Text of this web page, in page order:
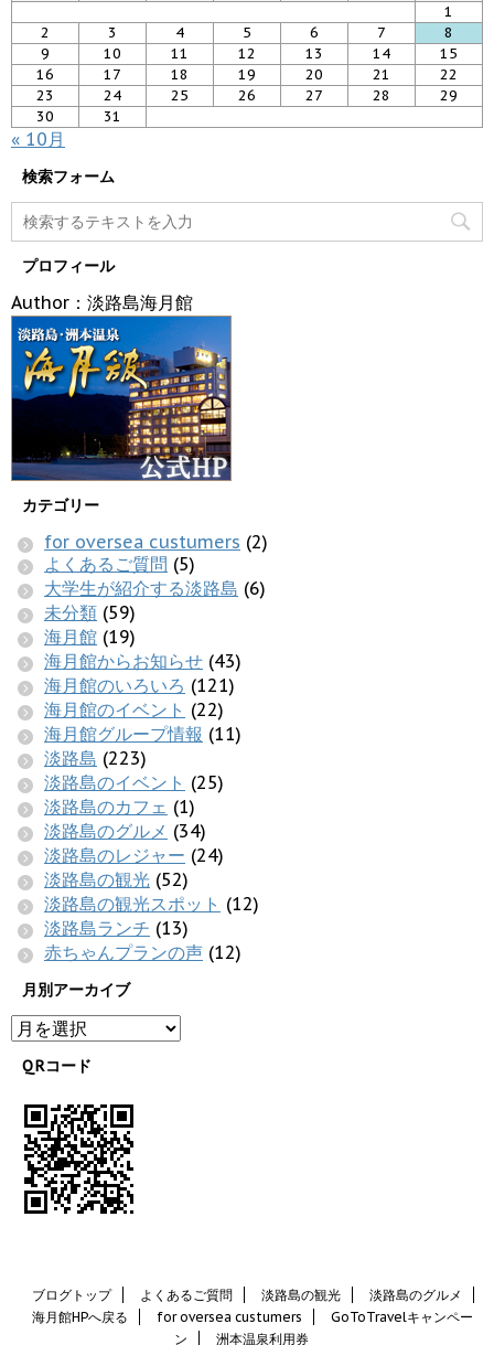
1
2
3 4 5 6 7
8
9
10 11 12 13 14
15
16
17 18 19 20 21
22
23
24 25 26 27 28
29
30
31
« 10月
検索フォーム
プロフィール
Author：淡路島海月館
カテゴリー
for oversea custumers (2)
よくあるご質問 (5)
大学生が紹介する淡路島 (6)
未分類 (59)
海月館 (19)
海月館からお知らせ (43)
海月館のいろいろ (121)
海月館のイベント (22)
海月館グループ情報 (11)
淡路島 (223)
淡路島のイベント (25)
淡路島のカフェ (1)
淡路島のグルメ (34)
淡路島のレジャー (24)
淡路島の観光 (52)
淡路島の観光スポット (12)
淡路島ランチ (13)
赤ちゃんプランの声 (12)
月別アーカイブ
QRコード
ブログトップ よくあるご質問 淡路島の観光
淡路島のグルメ
海月館HPへ戻る
for oversea custumers
GoToTravelキャンペー
ン
洲本温泉利用券